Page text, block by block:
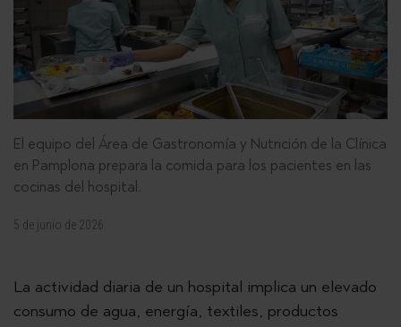
El equipo del Área de Gastronomía y Nutrición de la Clínica
en Pamplona prepara la comida para los pacientes en las
cocinas del hospital.
5 de junio de 2026
La actividad diaria de un hospital implica un elevado
consumo de agua, energía, textiles, productos